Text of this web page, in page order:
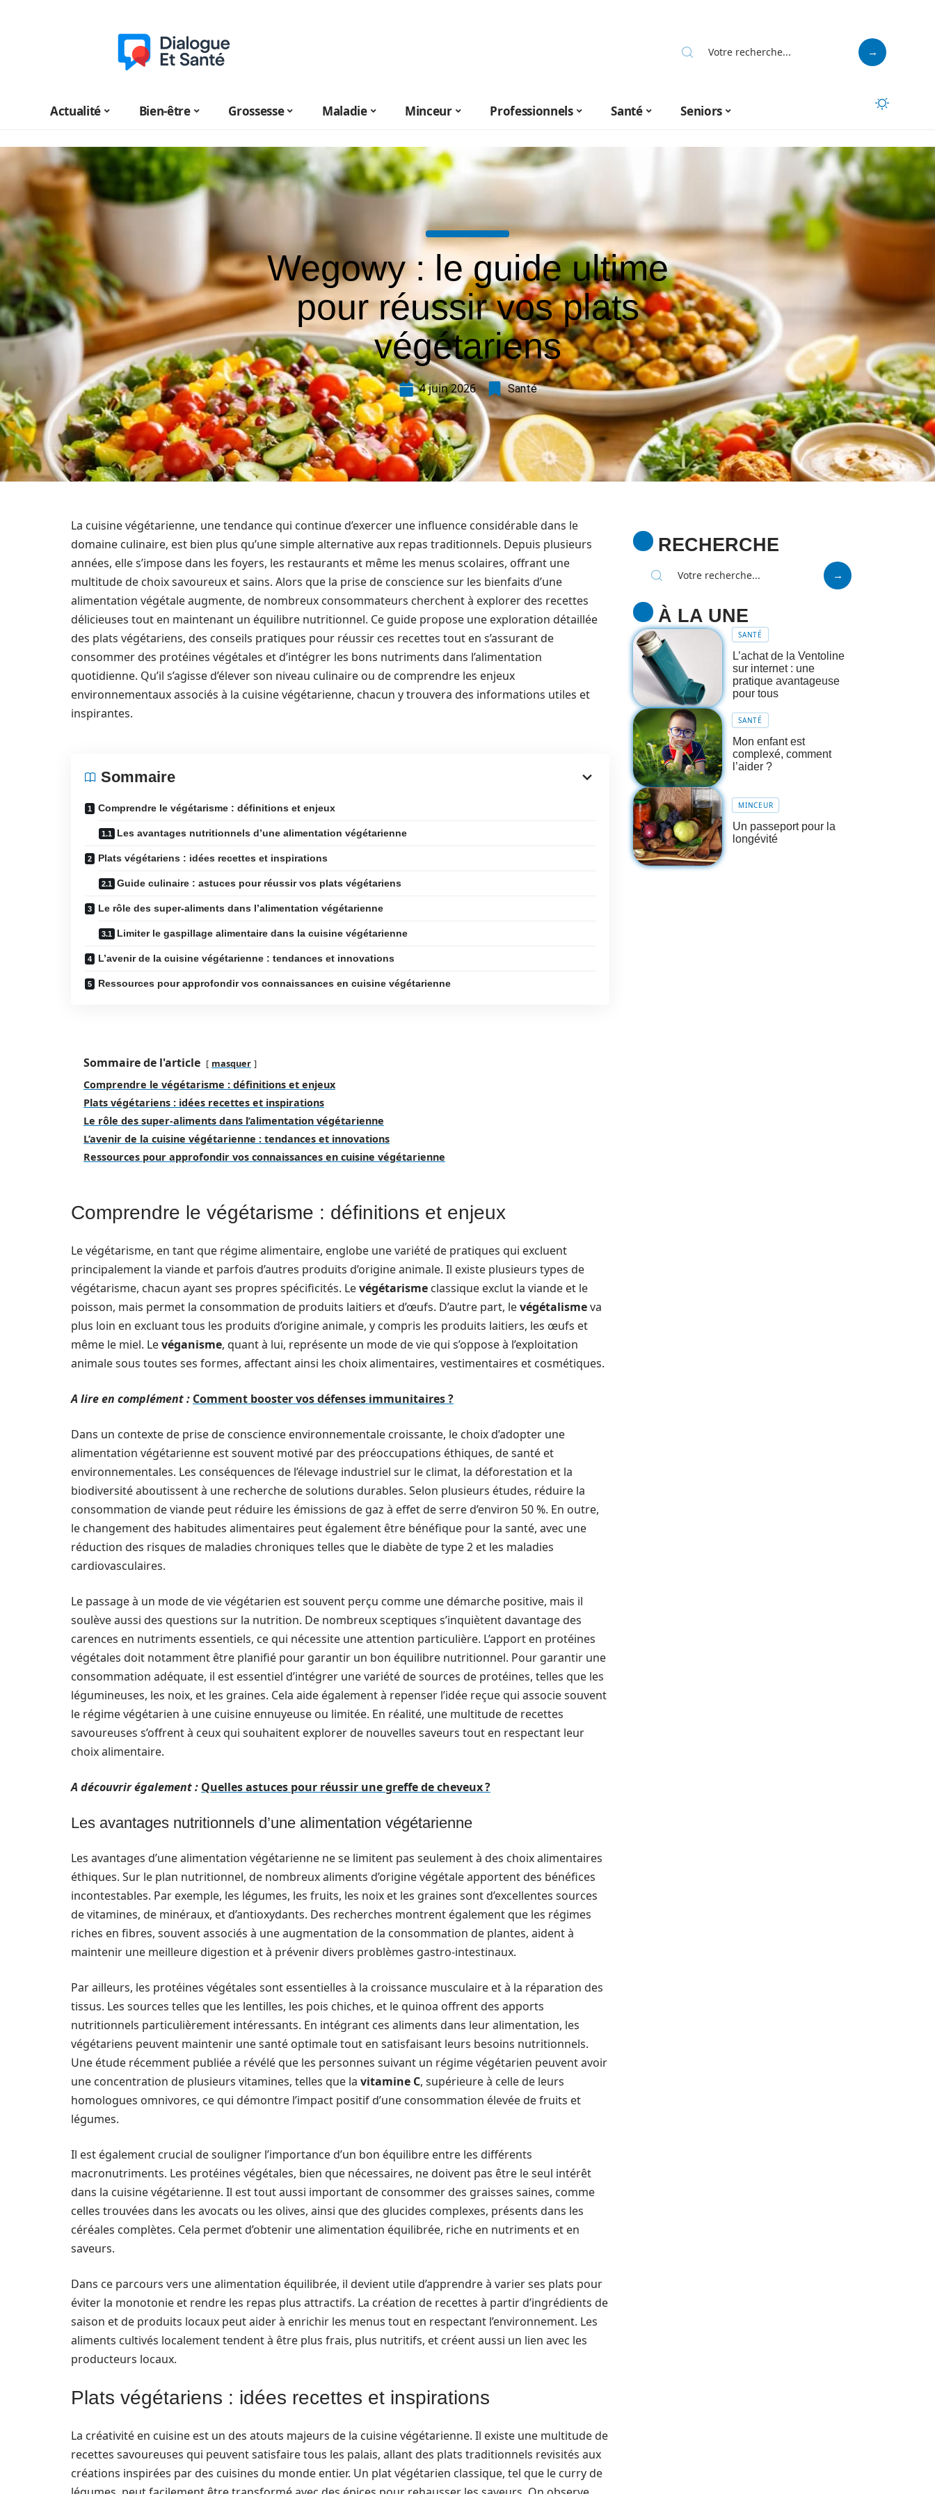
Actualité Bien-être Grossesse Maladie Minceur Professionnels Santé Seniors
Wegowy : le guide ultime
pour réussir vos plats
végétariens
4 juin 2026 Santé
La cuisine végétarienne, une tendance qui continue d’exercer une influence considérable dans le
domaine culinaire, est bien plus qu’une simple alternative aux repas traditionnels. Depuis plusieurs
années, elle s’impose dans les foyers, les restaurants et même les menus scolaires, offrant une
multitude de choix savoureux et sains. Alors que la prise de conscience sur les bienfaits d’une
alimentation végétale augmente, de nombreux consommateurs cherchent à explorer des recettes
délicieuses tout en maintenant un équilibre nutritionnel. Ce guide propose une exploration détaillée
des plats végétariens, des conseils pratiques pour réussir ces recettes tout en s’assurant de
consommer des protéines végétales et d’intégrer les bons nutriments dans l’alimentation
quotidienne. Qu’il s’agisse d’élever son niveau culinaire ou de comprendre les enjeux
environnementaux associés à la cuisine végétarienne, chacun y trouvera des informations utiles et
inspirantes.
Sommaire
Comprendre le végétarisme : définitions et enjeux
Les avantages nutritionnels d’une alimentation végétarienne
Plats végétariens : idées recettes et inspirations
Guide culinaire : astuces pour réussir vos plats végétariens
Le rôle des super-aliments dans l’alimentation végétarienne
Limiter le gaspillage alimentaire dans la cuisine végétarienne
L’avenir de la cuisine végétarienne : tendances et innovations
Ressources pour approfondir vos connaissances en cuisine végétarienne
Sommaire de l'article masquer
Comprendre le végétarisme : définitions et enjeux
Plats végétariens : idées recettes et inspirations
Le rôle des super-aliments dans l’alimentation végétarienne
L’avenir de la cuisine végétarienne : tendances et innovations
Ressources pour approfondir vos connaissances en cuisine végétarienne
Comprendre le végétarisme : définitions et enjeux
Le végétarisme, en tant que régime alimentaire, englobe une variété de pratiques qui excluent
principalement la viande et parfois d’autres produits d’origine animale. Il existe plusieurs types de
végétarisme, chacun ayant ses propres spécificités. Levégétarisme classique exclut la viande et le
poisson, mais permet la consommation de produits laitiers et d’œufs. D’autre part, levégétalismeva
plus loin en excluant tous les produits d’origine animale, y compris les produits laitiers, les œufs et
même le miel. Levéganisme, quant à lui, représente un mode de vie qui s’oppose à l’exploitation
animale sous toutes ses formes, affectant ainsi les choix alimentaires, vestimentaires et cosmétiques.
A lire en complément : Comment booster vos défenses immunitaires ?
Dans un contexte de prise de conscience environnementale croissante, le choix d’adopter une
alimentation végétarienne est souvent motivé par des préoccupations éthiques, de santé et
environnementales. Les conséquences de l’élevage industriel sur le climat, la déforestation et la
biodiversité aboutissent à une recherche de solutions durables. Selon plusieurs études, réduire la
consommation de viande peut réduire les émissions de gaz à effet de serre d’environ 50 %. En outre,
le changement des habitudes alimentaires peut également être bénéfique pour la santé, avec une
réduction des risques de maladies chroniques telles que le diabète de type 2 et les maladies
cardiovasculaires.
Le passage à un mode de vie végétarien est souvent perçu comme une démarche positive, mais il
soulève aussi des questions sur la nutrition. De nombreux sceptiques s’inquiètent davantage des
carences en nutriments essentiels, ce qui nécessite une attention particulière. L’apport en protéines
végétales doit notamment être planifié pour garantir un bon équilibre nutritionnel. Pour garantir une
consommation adéquate, il est essentiel d’intégrer une variété de sources de protéines, telles que les
légumineuses, les noix, et les graines. Cela aide également à repenser l’idée reçue qui associe souvent
le régime végétarien à une cuisine ennuyeuse ou limitée. En réalité, une multitude de recettes
savoureuses s’offrent à ceux qui souhaitent explorer de nouvelles saveurs tout en respectant leur
choix alimentaire.
A découvrir également : Quelles astuces pour réussir une greffe de cheveux ?
Les avantages nutritionnels d’une alimentation végétarienne
Les avantages d’une alimentation végétarienne ne se limitent pas seulement à des choix alimentaires
éthiques. Sur le plan nutritionnel, de nombreux aliments d’origine végétale apportent des bénéfices
incontestables. Par exemple, les légumes, les fruits, les noix et les graines sont d’excellentes sources
de vitamines, de minéraux, et d’antioxydants. Des recherches montrent également que les régimes
riches en fibres, souvent associés à une augmentation de la consommation de plantes, aident à
maintenir une meilleure digestion et à prévenir divers problèmes gastro-intestinaux.
Par ailleurs, les protéines végétales sont essentielles à la croissance musculaire et à la réparation des
tissus. Les sources telles que les lentilles, les pois chiches, et le quinoa offrent des apports
nutritionnels particulièrement intéressants. En intégrant ces aliments dans leur alimentation, les
végétariens peuvent maintenir une santé optimale tout en satisfaisant leurs besoins nutritionnels.
Une étude récemment publiée a révélé que les personnes suivant un régime végétarien peuvent avoir
une concentration de plusieurs vitamines, telles que la vitamine C, supérieure à celle de leurs
homologues omnivores, ce qui démontre l’impact positif d’une consommation élevée de fruits et
légumes.
Il est également crucial de souligner l’importance d’un bon équilibre entre les différents
macronutriments. Les protéines végétales, bien que nécessaires, ne doivent pas être le seul intérêt
dans la cuisine végétarienne. Il est tout aussi important de consommer des graisses saines, comme
celles trouvées dans les avocats ou les olives, ainsi que des glucides complexes, présents dans les
céréales complètes. Cela permet d’obtenir une alimentation équilibrée, riche en nutriments et en
saveurs.
Dans ce parcours vers une alimentation équilibrée, il devient utile d’apprendre à varier ses plats pour
éviter la monotonie et rendre les repas plus attractifs. La création de recettes à partir d’ingrédients de
saison et de produits locaux peut aider à enrichir les menus tout en respectant l’environnement. Les
aliments cultivés localement tendent à être plus frais, plus nutritifs, et créent aussi un lien avec les
producteurs locaux.
Plats végétariens : idées recettes et inspirations
La créativité en cuisine est un des atouts majeurs de la cuisine végétarienne. Il existe une multitude de
recettes savoureuses qui peuvent satisfaire tous les palais, allant des plats traditionnels revisités aux
créations inspirées par des cuisines du monde entier. Un plat végétarien classique, tel que le curry de
RECHERCHE
À LA UNE
SANTÉ
L’achat de la Ventoline
sur internet : une
pratique avantageuse
pour tous
SANTÉ
Mon enfant est
complexé, comment
l’aider ?
MINCEUR
Un passeport pour la
longévité